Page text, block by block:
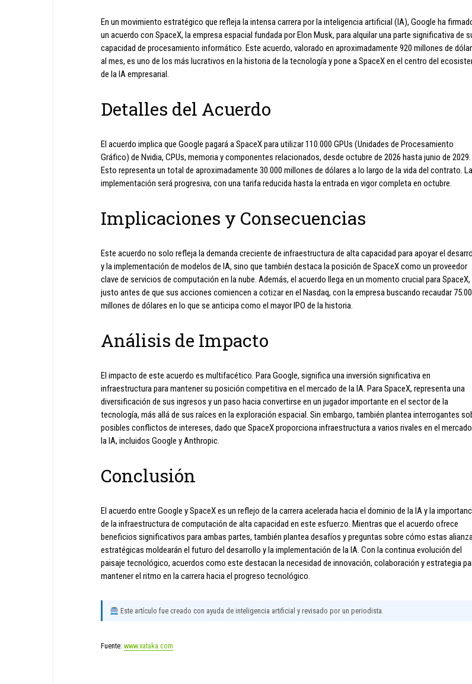
En un movimiento estratégico que refleja la intensa carrera por la inteligencia artificial (IA), Google ha
un acuerdo con SpaceX, la empresa espacial fundada por Elon Musk, para alquilar una parte significativa de
capacidad de procesamiento informático. Este acuerdo, valorado en aproximadamente 920 millones de
al mes, es uno de los más lucrativos en la historia de la tecnología y pone a SpaceX en el centro del
de la IA empresarial.
Detalles del Acuerdo
El acuerdo implica que Google pagará a SpaceX para utilizar 110.000 GPUs (Unidades de Procesamiento
Gráfico) de Nvidia, CPUs, memoria y componentes relacionados, desde octubre de 2026 hasta junio de 2029.
Esto representa un total de aproximadamente 30.000 millones de dólares a lo largo de la vida del contrato. La
implementación será progresiva, con una tarifa reducida hasta la entrada en vigor completa en octubre.
Implicaciones y Consecuencias
Este acuerdo no solo refleja la demanda creciente de infraestructura de alta capacidad para apoyar el
y la implementación de modelos de IA, sino que también destaca la posición de SpaceX como un proveedor
clave de servicios de computación en la nube. Además, el acuerdo llega en un momento crucial para SpaceX,
justo antes de que sus acciones comiencen a cotizar en el Nasdaq, con la empresa buscando recaudar
millones de dólares en lo que se anticipa como el mayor IPO de la historia.
Análisis de Impacto
El impacto de este acuerdo es multifacético. Para Google, significa una inversión significativa en
infraestructura para mantener su posición competitiva en el mercado de la IA. Para SpaceX, representa una
diversificación de sus ingresos y un paso hacia convertirse en un jugador importante en el sector de la
tecnología, más allá de sus raíces en la exploración espacial. Sin embargo, también plantea interrogantes
posibles conflictos de intereses, dado que SpaceX proporciona infraestructura a varios rivales en el
la IA, incluidos Google y Anthropic.
Conclusión
El acuerdo entre Google y SpaceX es un reflejo de la carrera acelerada hacia el dominio de la IA y la
de la infraestructura de computación de alta capacidad en este esfuerzo. Mientras que el acuerdo ofrece
beneficios significativos para ambas partes, también plantea desafíos y preguntas sobre cómo estas
estratégicas moldearán el futuro del desarrollo y la implementación de la IA. Con la continua evolución del
paisaje tecnológico, acuerdos como este destacan la necesidad de innovación, colaboración y estrategia
mantener el ritmo en la carrera hacia el progreso tecnológico.
Este artículo fue creado con ayuda de inteligencia artificial y revisado por un periodista.
Fuente: www.xataka.com